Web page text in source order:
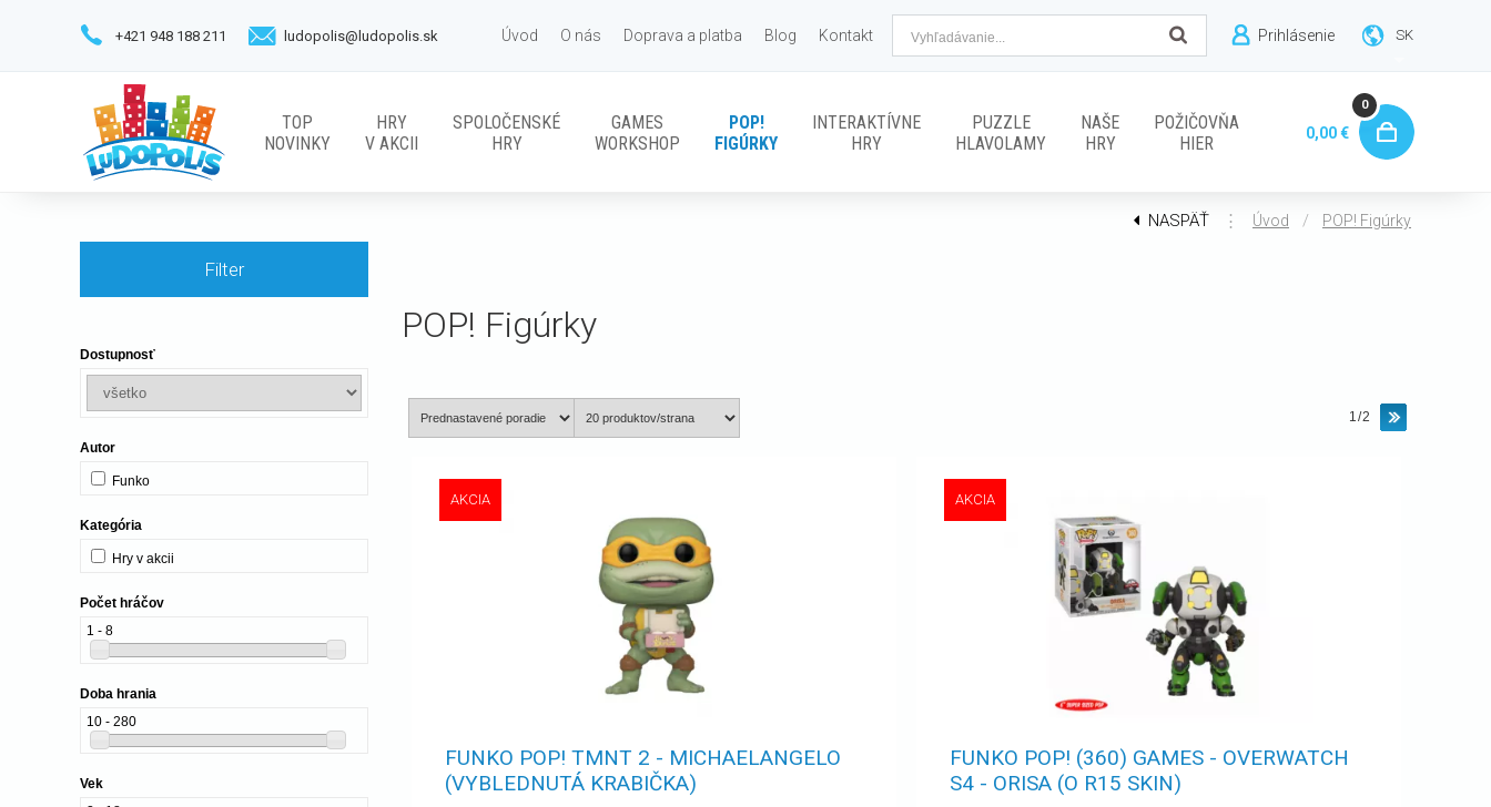
SK
Úvod O nás Doprava a platba Blog Kontakt
TOP
NOVINKY
HRY
V AKCII
SPOLOČENSKÉ
HRY
GAMES
WORKSHOP
POP!
FIGÚRKY
INTERAKTÍVNE
HRY
PUZZLE
HLAVOLAMY
NAŠE
HRY
POŽIČOVŇA
HIER
Prihlásenie
+421 948 188 211 ludopolis@ludopolis.sk
0,00 €
0
NASPÄŤ ⋮ Úvod / POP! Figúrky
POP! Figúrky
1/2
AKCIA
FUNKO POP! TMNT 2 - MICHAELANGELO
(VYBLEDNUTÁ KRABIČKA)
AKCIA
FUNKO POP! (360) GAMES - OVERWATCH
S4 - ORISA (O R15 SKIN)
Filter
Dostupnosť
Autor
Funko
Kategória
Hry v akcii
Počet hráčov
1 - 8
Doba hrania
10 - 280
Vek